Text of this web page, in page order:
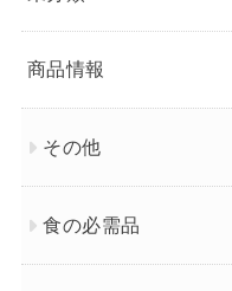
商品情報
その他
食の必需品